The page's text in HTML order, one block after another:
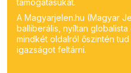
támogatásukat.
A Magyarjelen.hu (Magyar
balliberális, nyíltan
mindkét oldalról őszintén
igazságot feltárni.